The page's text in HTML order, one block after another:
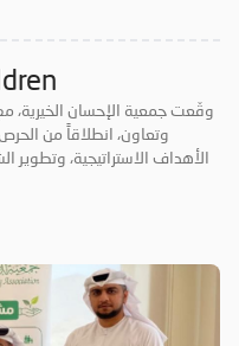
وقّعت جمعية الإحسان الخيرية،
وتعاون، انطلاقاً من
الأهداف الاستراتيجية، وتطوير